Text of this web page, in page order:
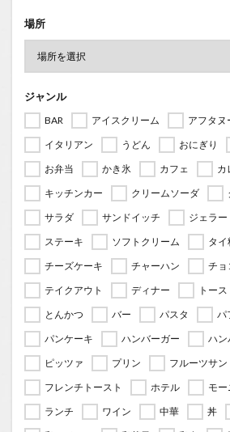
場所
ジャンル
BAR アイスクリーム
アフタヌ
イタリアン
うどん おにぎり
お弁当
かき氷 カフェ カ
キッチンカー
クリームソーダ
サラダ
サンドイッチ ジェラー
ステーキ
ソフトクリーム
タイ
チーズケーキ
チャーハン
チョ
テイクアウト
ディナー トース
とんかつ
バー パスタ パ
パンケーキ
ハンバーガー ハン
ピッツァ
プリン フルーツサン
フレンチトースト
ホテル モ
ランチ
ワイン 中華 丼